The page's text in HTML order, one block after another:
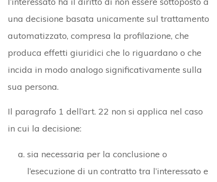
una decisione basata unicamente sul trattamento
automatizzato, compresa la profilazione, che
produca effetti giuridici che lo riguardano o che
incida in modo analogo significativamente sulla
sua persona.
Il paragrafo 1 dell’art. 22 non si applica nel caso
in cui la decisione:
sia necessaria per la conclusione o
l’esecuzione di un contratto tra l’interessato e